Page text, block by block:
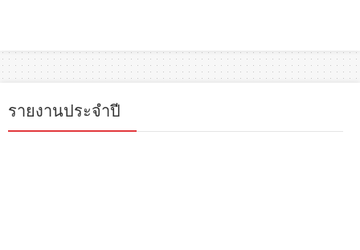
รายงานประจำปี